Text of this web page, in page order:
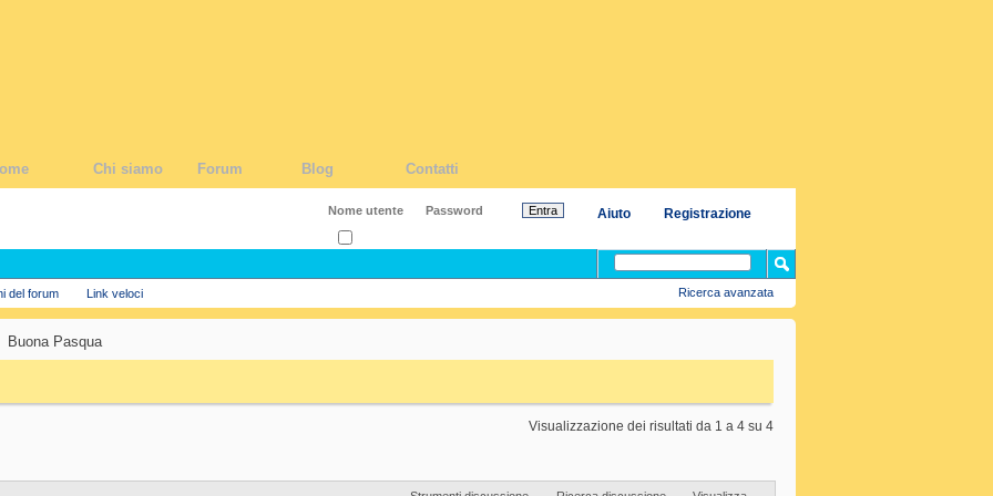
Chi siamo Forum Blog Contatti
Registrazione
Aiuto
del forum Link veloci Ricerca avanzata
Buona Pasqua
Visualizzazione dei risultati da 1 a 4 su 4